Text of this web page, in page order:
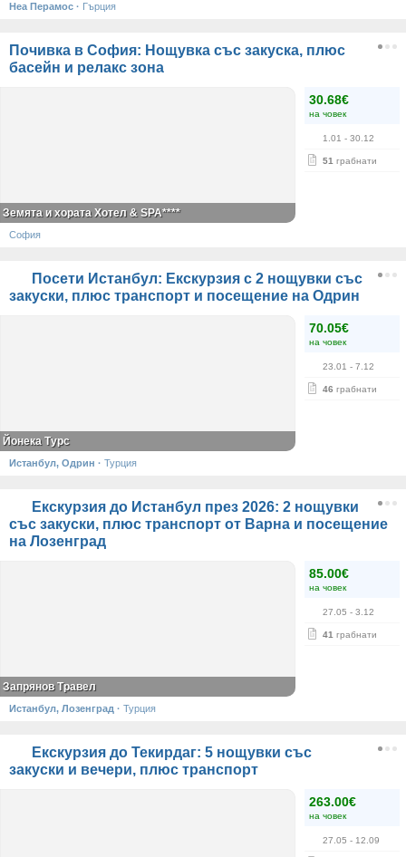
Неа Перамос · Гърция
Почивка в София: Нощувка със закуска, плюс
басейн и релакс зона
30.68€
на човек
1.01 - 30.12
51 грабнати
Земята и хората Хотел & SPA****
София
Посети Истанбул: Екскурзия с 2 нощувки със
закуски, плюс транспорт и посещение на Одрин
70.05€
на човек
23.01 - 7.12
46 грабнати
Йонека Турс
Истанбул, Одрин · Турция
Екскурзия до Истанбул през 2026: 2 нощувки
със закуски, плюс транспорт от Варна и посещение
на Лозенград
85.00€
на човек
27.05 - 3.12
41 грабнати
Запрянов Травел
Истанбул, Лозенград · Турция
Екскурзия до Текирдаг: 5 нощувки със
закуски и вечери, плюс транспорт
263.00€
на човек
27.05 - 12.09